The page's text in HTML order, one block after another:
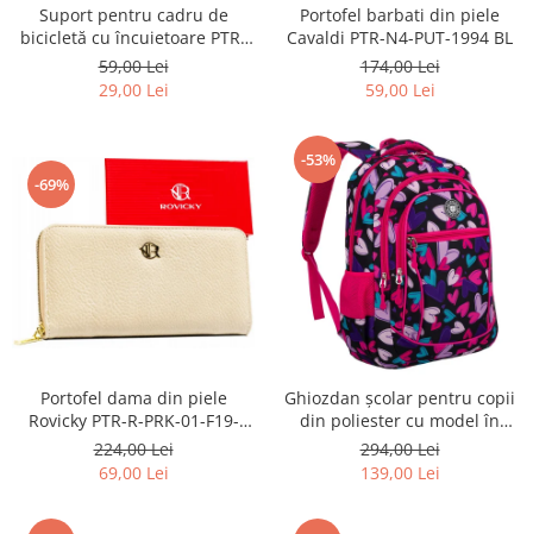
Suport pentru cadru de
bicicletă cu încuietoare PTR-
AR-S-101
59,00 Lei
29,00 Lei
Portofel barbati din piele
Cavaldi PTR-N4-PUT-1994 BL
174,00 Lei
59,00 Lei
-69%
Portofel dama din piele
Rovicky PTR-R-PRK-01-F19-
2757 BE
224,00 Lei
69,00 Lei
-53%
Ghiozdan școlar pentru copii
din poliester cu model în
formă de inimă - Peterson
PTR-PTN BIEDRONKA G54
294,00 Lei
139,00 Lei